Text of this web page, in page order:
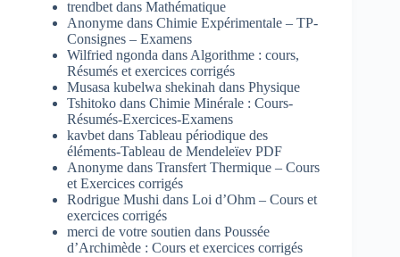
trendbet dans Mathématique
Anonyme dans Chimie Expérimentale – TP-
Consignes – Examens
Wilfried ngonda dans Algorithme : cours,
Résumés et exercices corrigés
Musasa kubelwa shekinah dans Physique
Tshitoko dans Chimie Minérale : Cours-
Résumés-Exercices-Examens
kavbet dans Tableau périodique des
éléments-Tableau de Mendeleïev PDF
Anonyme dans Transfert Thermique – Cours
et Exercices corrigés
Rodrigue Mushi dans Loi d’Ohm – Cours et
exercices corrigés
merci de votre soutien dans Poussée
d’Archimède : Cours et exercices corrigés